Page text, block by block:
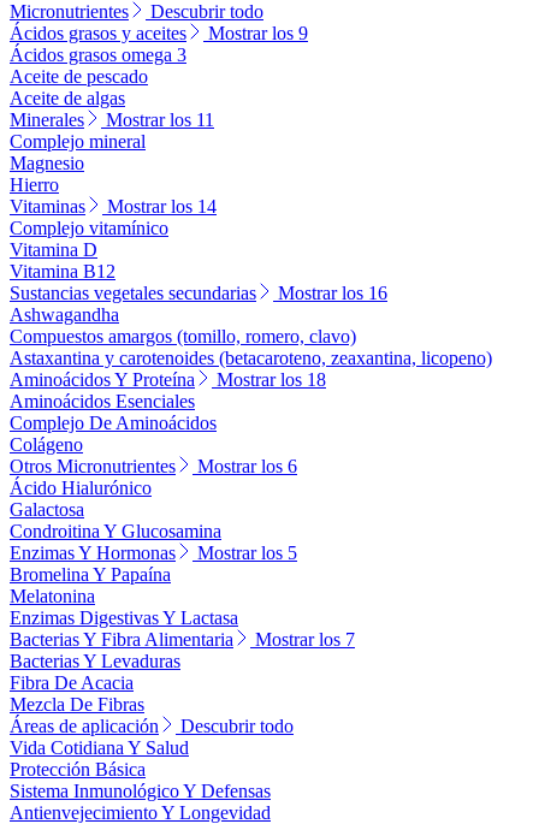
Micronutrientes
Descubrir todo
Ácidos grasos y aceites
Mostrar los 9
Ácidos grasos omega 3
Aceite de pescado
Aceite de algas
Minerales
Mostrar los 11
Complejo mineral
Magnesio
Hierro
Vitaminas
Mostrar los 14
Complejo vitamínico
Vitamina D
Vitamina B12
Sustancias vegetales secundarias
Mostrar los 16
Ashwagandha
Compuestos amargos (tomillo, romero, clavo)
Astaxantina y carotenoides (betacaroteno, zeaxantina, licopeno)
Aminoácidos Y Proteína
Mostrar los 18
Aminoácidos Esenciales
Complejo De Aminoácidos
Colágeno
Otros Micronutrientes
Mostrar los 6
Ácido Hialurónico
Galactosa
Condroitina Y Glucosamina
Enzimas Y Hormonas
Mostrar los 5
Bromelina Y Papaína
Melatonina
Enzimas Digestivas Y Lactasa
Bacterias Y Fibra Alimentaria
Mostrar los 7
Bacterias Y Levaduras
Fibra De Acacia
Mezcla De Fibras
Áreas de aplicación
Descubrir todo
Vida Cotidiana Y Salud
Protección Básica
Sistema Inmunológico Y Defensas
Antienvejecimiento Y Longevidad